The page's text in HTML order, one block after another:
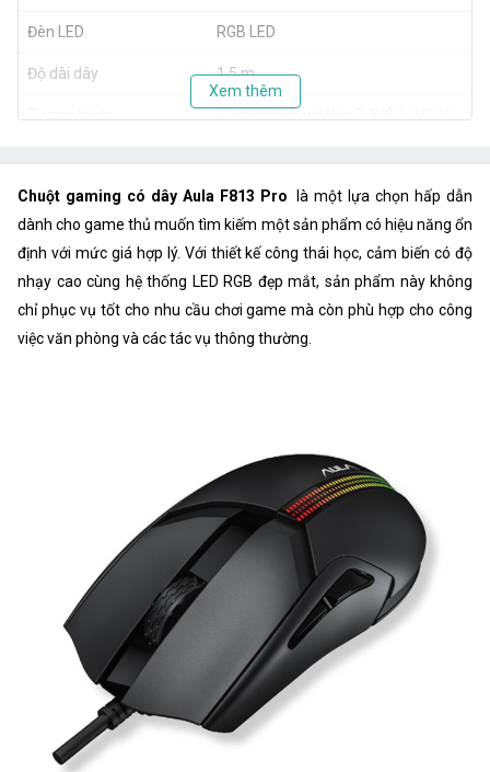
Đèn LED RGB LED
Độ dài dây 1.5 m
Tương thích với Win 7, 8/8.1, 10, 11;
Xem thêm
Chuột gaming có dây Aula F813 Pro là một lựa chọn hấp dẫn
dành cho game thủ muốn tìm kiếm một sản phẩm có hiệu năng ổn
định với mức giá hợp lý. Với thiết kế công thái học, cảm biến có độ
nhạy cao cùng hệ thống LED RGB đẹp mắt, sản phẩm này không
chỉ phục vụ tốt cho nhu cầu chơi game mà còn phù hợp cho công
việc văn phòng và các tác vụ thông thường.